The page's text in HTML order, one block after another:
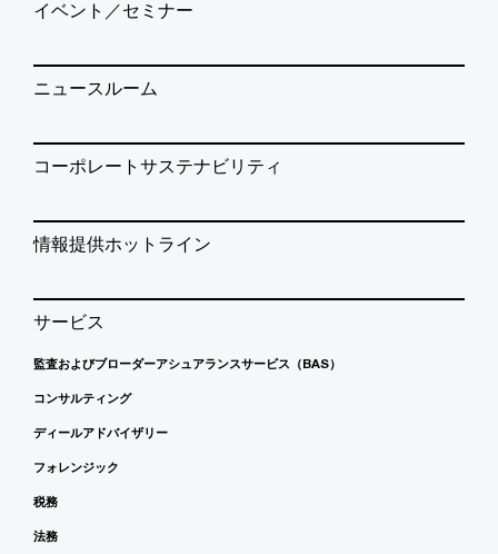
イベント／セミナー
ニュースルーム
コーポレートサステナビリティ
情報提供ホットライン
サービス
監査およびブローダーアシュアランスサービス（BAS）
コンサルティング
ディールアドバイザリー
フォレンジック
税務
法務